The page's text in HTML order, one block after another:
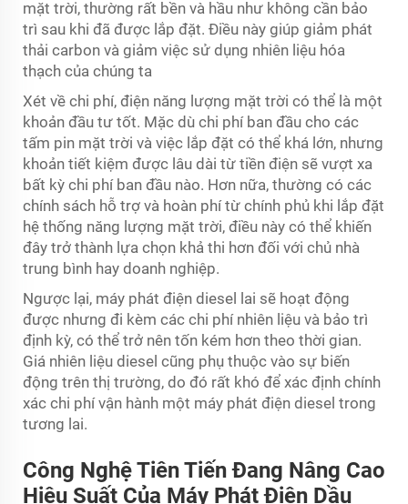
mặt trời, thường rất bền và hầu như không cần bảo
trì sau khi đã được lắp đặt. Điều này giúp giảm phát
thải carbon và giảm việc sử dụng nhiên liệu hóa
thạch của chúng ta
Xét về chi phí, điện năng lượng mặt trời có thể là một
khoản đầu tư tốt. Mặc dù chi phí ban đầu cho các
tấm pin mặt trời và việc lắp đặt có thể khá lớn, nhưng
khoản tiết kiệm được lâu dài từ tiền điện sẽ vượt xa
bất kỳ chi phí ban đầu nào. Hơn nữa, thường có các
chính sách hỗ trợ và hoàn phí từ chính phủ khi lắp đặt
hệ thống năng lượng mặt trời, điều này có thể khiến
đây trở thành lựa chọn khả thi hơn đối với chủ nhà
trung bình hay doanh nghiệp.
Ngược lại, máy phát điện diesel lai sẽ hoạt động
được nhưng đi kèm các chi phí nhiên liệu và bảo trì
định kỳ, có thể trở nên tốn kém hơn theo thời gian.
Giá nhiên liệu diesel cũng phụ thuộc vào sự biến
động trên thị trường, do đó rất khó để xác định chính
xác chi phí vận hành một máy phát điện diesel trong
tương lai.
Công Nghệ Tiên Tiến Đang Nâng Cao
Hiệu Suất Của Máy Phát Điện Dầu